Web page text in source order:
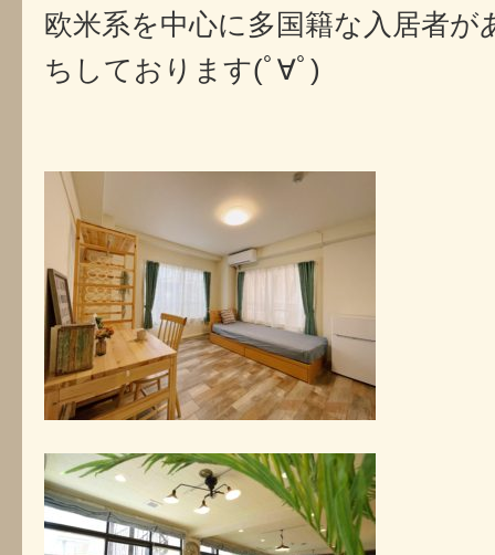
欧米系を中心に多国籍な入居者が
ちしております(ﾟ∀ﾟ)